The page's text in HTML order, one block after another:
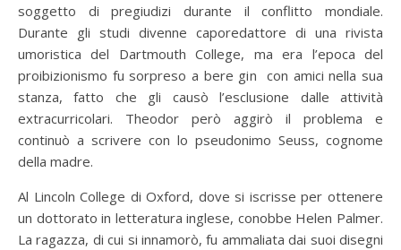
soggetto di pregiudizi durante il conflitto mondiale.
Durante gli studi divenne caporedattore di una rivista
umoristica del Dartmouth College, ma era l’epoca del
proibizionismo fu sorpreso a bere gin con amici nella sua
stanza, fatto che gli causò l’esclusione dalle attività
extracurricolari. Theodor però aggirò il problema e
continuò a scrivere con lo pseudonimo Seuss, cognome
della madre.
Al Lincoln College di Oxford, dove si iscrisse per ottenere
un dottorato in letteratura inglese, conobbe Helen Palmer.
La ragazza, di cui si innamorò, fu ammaliata dai suoi disegni